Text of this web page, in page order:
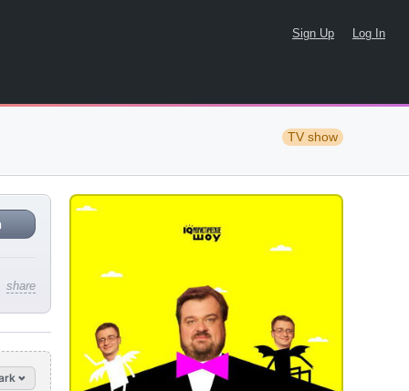
Sign Up Log In
TV show
share